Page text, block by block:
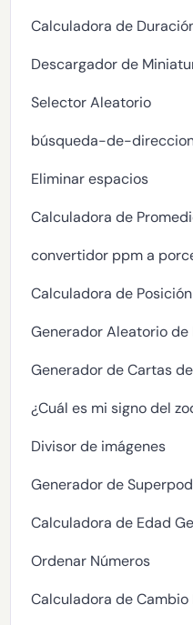
Calculadora de
Descargador de
Selector Aleatorio
búsqueda-de-
Eliminar espacios
Calculadora de
convertidor ppm a
Calculadora de
Generador Aleatorio de
Generador de Cartas
¿Cuál es mi signo del
Divisor de imágenes
Generador de
Calculadora de Edad
Ordenar Números
Calculadora de Cambio